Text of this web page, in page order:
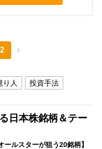
2
り人 投資手法
日本株銘柄＆テー
ールスターが狙う20銘柄】